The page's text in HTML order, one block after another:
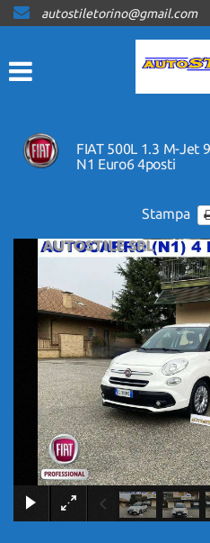
HOME
LISTA VEICOLI
ACQUISTIAMO USATO
CONTATTI
NEWS
AREA COMMERCIANTI
autostiletorino@gmail.com
FIAT 500L 1.3 M-Jet
N1 Euro6 4posti
Stampa